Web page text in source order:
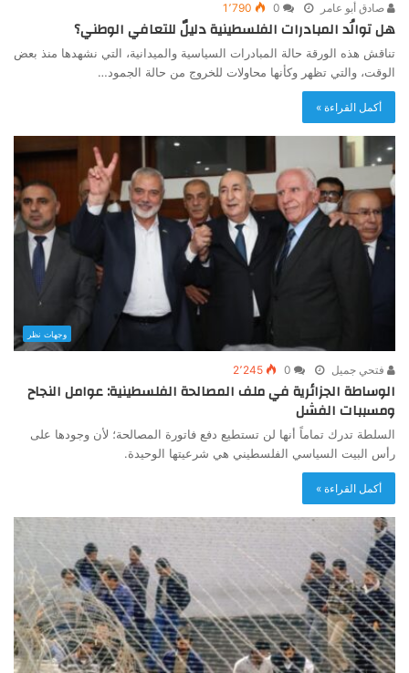
صادق أبو عامر 0 1٬790
هل توالُد المبادرات الفلسطينية دليلٌ للتعافي الوطني؟
تناقش هذه الورقة حالة المبادرات السياسية والميدانية، التي نشهدها منذ بعض
الوقت، والتي تظهر وكأنها محاولات للخروج من حالة الجمود…
أكمل القراءة »
وجهات نظر
فتحي جميل 0 2٬245
الوساطة الجزائرية في ملف المصالحة الفلسطينية: عوامل النجاح
ومسببات الفشل
السلطة تدرك تماماً أنها لن تستطيع دفع فاتورة المصالحة؛ لأن وجودها على
رأس البيت السياسي الفلسطيني هي شرعيتها الوحيدة.
أكمل القراءة »